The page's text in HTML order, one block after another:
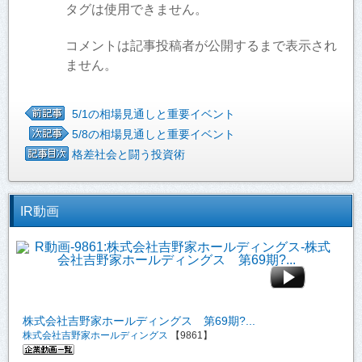
タグは使用できません。
コメントは記事投稿者が公開するまで表示され
ません。
5/1の相場見通しと重要イベント
5/8の相場見通しと重要イベント
格差社会と闘う投資術
IR動画
株式会社吉野家ホールディングス 第69期?...
株式会社吉野家ホールディングス 【9861】